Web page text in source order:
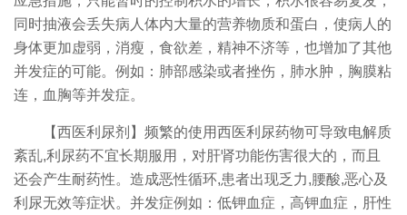
同时抽液会丢失病人体内大量的营养物质和蛋白，使病人的
身体更加虚弱，消瘦，食欲差，精神不济等，也增加了其他
并发症的可能。例如：肺部感染或者挫伤，肺水肿，胸膜粘
连，血胸等并发症。
【西医利尿剂】频繁的使用西医利尿药物可导致电解质
紊乱,利尿药不宜长期服用，对肝肾功能伤害很大的，而且
还会产生耐药性。造成恶性循环,患者出现乏力,腰酸,恶心及
利尿无效等症状。并发症例如：低钾血症，高钾血症，肝性